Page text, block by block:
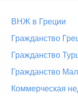
ВНЖ в Греции
Гражданство
Гражданство
Гражданство
Коммерческая